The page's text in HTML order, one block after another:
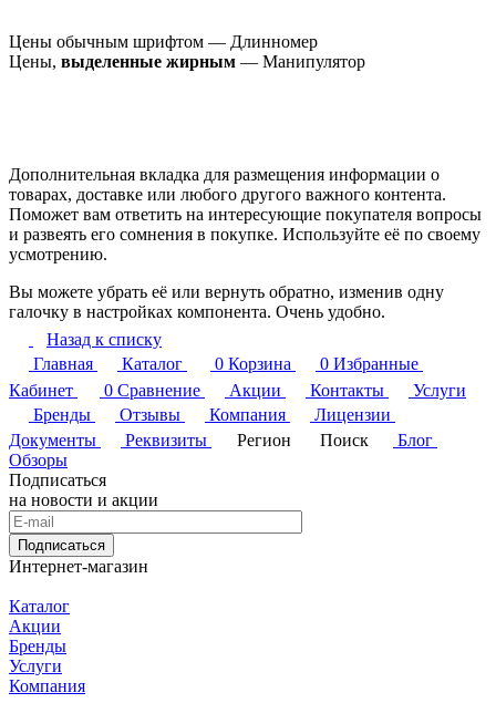
Цены обычным шрифтом — Длинномер
Цены, выделенные жирным — Манипулятор
Дополнительная вкладка для размещения информации о
товарах, доставке или любого другого важного контента.
Поможет вам ответить на интересующие покупателя вопросы
и развеять его сомнения в покупке. Используйте её по своему
усмотрению.
Вы можете убрать её или вернуть обратно, изменив одну
галочку в настройках компонента. Очень удобно.
Назад к списку
Главная
Каталог 0 Корзина 0 Избранные
Кабинет
0 Сравнение Акции Контакты
Услуги
Бренды
Отзывы Компания
Лицензии
Документы
Реквизиты Регион Поиск
Блог
Обзоры
Подписаться
на новости и акции
Подписаться
Интернет-магазин
Каталог
Акции
Бренды
Услуги
Компания